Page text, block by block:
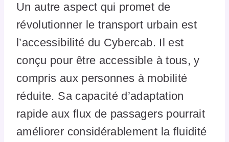
Un autre aspect qui promet de
révolutionner le transport urbain est
l’accessibilité du Cybercab. Il est
conçu pour être accessible à tous, y
compris aux personnes à mobilité
réduite. Sa capacité d’adaptation
rapide aux flux de passagers pourrait
améliorer considérablement la fluidité